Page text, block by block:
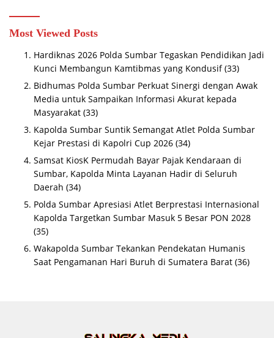
Most Viewed Posts
Hardiknas 2026 Polda Sumbar Tegaskan Pendidikan Jadi
Kunci Membangun Kamtibmas yang Kondusif (33)
Bidhumas Polda Sumbar Perkuat Sinergi dengan Awak
Media untuk Sampaikan Informasi Akurat kepada
Masyarakat (33)
Kapolda Sumbar Suntik Semangat Atlet Polda Sumbar
Kejar Prestasi di Kapolri Cup 2026 (34)
Samsat KiosK Permudah Bayar Pajak Kendaraan di
Sumbar, Kapolda Minta Layanan Hadir di Seluruh
Daerah (34)
Polda Sumbar Apresiasi Atlet Berprestasi Internasional
Kapolda Targetkan Sumbar Masuk 5 Besar PON 2028
(35)
Wakapolda Sumbar Tekankan Pendekatan Humanis
Saat Pengamanan Hari Buruh di Sumatera Barat (36)